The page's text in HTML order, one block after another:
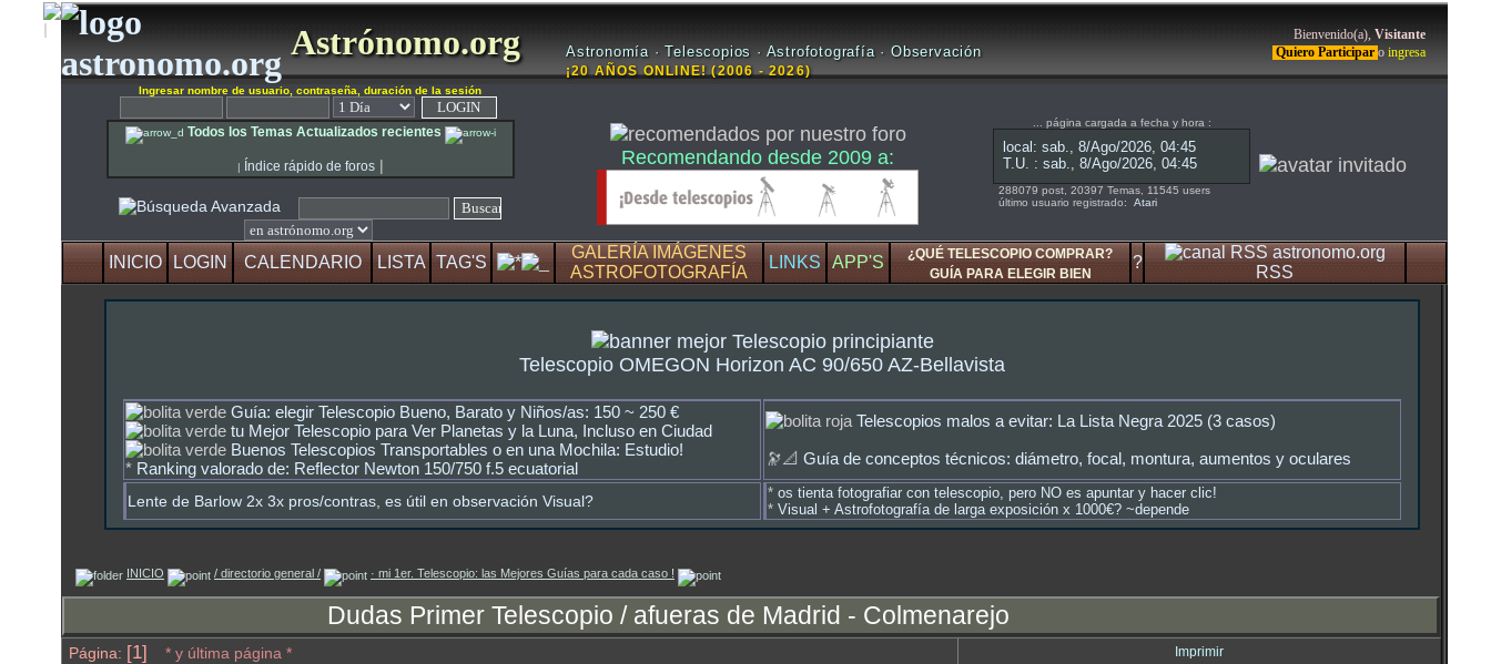
Astrónomo.org Astronomía · Telescopios · Astrofotografía · Observación
¡20 AÑOS ONLINE! (2006 - 2026)
Bienvenido(a), Visitante
Quiero Participar o ingresa
Ingresar nombre de usuario, contraseña, duración de la sesión
Todos los Temas Actualizados recientes
| Índice rápido de foros| Recomendando desde 2009 a:
... página cargada a fecha y hora :
288079 post, 20397 Temas, 11545 users
último usuario registrado: Atari
INICIO LOGIN CALENDARIO LISTA TAG'S
GALERÍA IMÁGENES
ASTROFOTOGRAFÍA
LINKS APP'S
¿QUÉ TELESCOPIO COMPRAR?
GUÍA PARA ELEGIR BIEN
?
RSS
Telescopio OMEGON Horizon AC 90/650 AZ-Bellavista
Guía: elegir Telescopio Bueno, Barato y Niños/as: 150 ~ 250 €
tu Mejor Telescopio para Ver Planetas y la Luna, Incluso en Ciudad
Buenos Telescopios Transportables o en una Mochila: Estudio!
* Ranking valorado de: Reflector Newton 150/750 f.5 ecuatorial
Telescopios malos a evitar: La Lista Negra 2025 (3 casos)
🔭📐 Guía de conceptos técnicos: diámetro, focal, montura, aumentos y oculares
Lente de Barlow 2x 3x pros/contras, es útil en observación Visual? * os tienta fotografiar con telescopio, pero NO es apuntar y hacer clic!
* Visual + Astrofotografía de larga exposición x 1000€? ~depende
INICIO / directorio general / · mi 1er. Telescopio: las Mejores Guías para cada caso !
Dudas Primer Telescopio / afueras de Madrid - Colmenarejo
Página: [1] * y última página * Imprimir